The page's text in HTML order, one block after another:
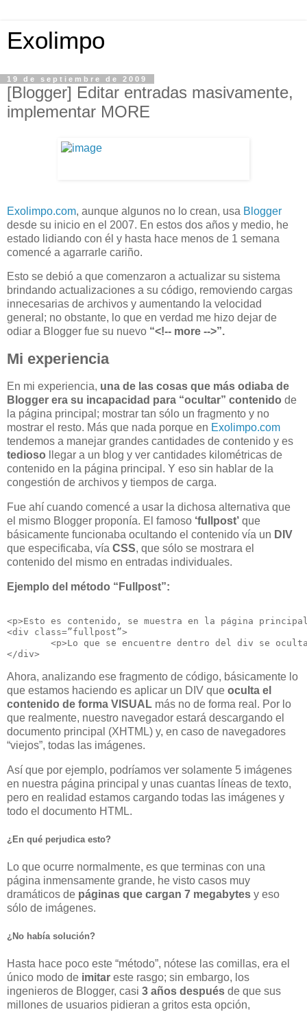
Exolimpo
19 de septiembre de 2009
[Blogger] Editar entradas masivamente,
implementar MORE
Exolimpo.com, aunque algunos no lo crean, usa Blogger
desde su inicio en el 2007. En estos dos años y medio, he
estado lidiando con él y hasta hace menos de 1 semana
comencé a agarrarle cariño.
Esto se debió a que comenzaron a actualizar su sistema
brindando actualizaciones a su código, removiendo cargas
innecesarias de archivos y aumentando la velocidad
general; no obstante, lo que en verdad me hizo dejar de
odiar a Blogger fue su nuevo “<!-- more -->”.
Mi experiencia
En mi experiencia, una de las cosas que más odiaba de
Blogger era su incapacidad para “ocultar” contenido de
la página principal; mostrar tan sólo un fragmento y no
mostrar el resto. Más que nada porque en Exolimpo.com
tendemos a manejar grandes cantidades de contenido y es
tedioso llegar a un blog y ver cantidades kilométricas de
contenido en la página principal. Y eso sin hablar de la
congestión de archivos y tiempos de carga.
Fue ahí cuando comencé a usar la dichosa alternativa que
el mismo Blogger proponía. El famoso ‘fullpost’ que
básicamente funcionaba ocultando el contenido vía un DIV
que especificaba, vía CSS, que sólo se mostrara el
contenido del mismo en entradas individuales.
Ejemplo del método “Fullpost”:
<p>Esto es contenido, se muestra en la página
<div class=”fullpost”>
<p>Lo que se encuentre dentro del div se
Ahora, analizando ese fragmento de código, básicamente lo
que estamos haciendo es aplicar un DIV que oculta el
contenido de forma VISUAL más no de forma real. Por lo
que realmente, nuestro navegador estará descargando el
documento principal (XHTML) y, en caso de navegadores
“viejos”, todas las imágenes.
Así que por ejemplo, podríamos ver solamente 5 imágenes
en nuestra página principal y unas cuantas líneas de texto,
pero en realidad estamos cargando todas las imágenes y
todo el documento HTML.
¿En qué perjudica esto?
Lo que ocurre normalmente, es que terminas con una
página inmensamente grande, he visto casos muy
dramáticos de páginas que cargan 7 megabytes y eso
sólo de imágenes.
¿No había solución?
Hasta hace poco este “método”, nótese las comillas, era el
único modo de imitar este rasgo; sin embargo, los
ingenieros de Blogger, casi 3 años después de que sus
millones de usuarios pidieran a gritos esta opción,